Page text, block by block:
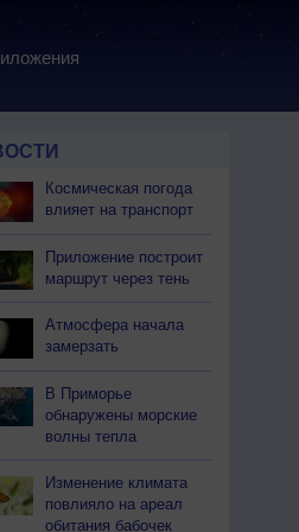
10 пн
Нет
11 вт
Нет
11 вт
Нет
11 вт
Нет
+24 +24
Космическая погода
влияет на транспорт
Приложение построит
маршрут через тень
Атмосфера начала
замерзать
В Приморье
обнаружены морские
волны тепла
Изменение климата
повлияло на ареал
обитания бабочек